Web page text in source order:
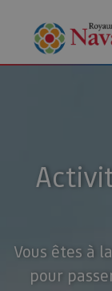
Vous êtes à
pour